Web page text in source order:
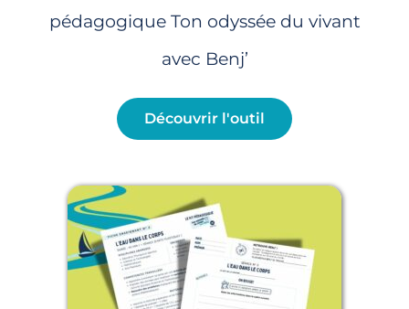
pédagogique Ton odyssée du vivant
avec Benj’
Découvrir l'outil